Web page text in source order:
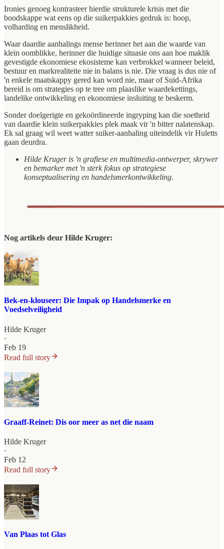
Ironies genoeg kontrasteer hierdie strukturele krisis met die
boodskappe wat eens op die suikerpakkies gedruk is: hoop,
volharding en menslikheid.
Waar daardie aanhalings mense herinner het aan die waarde van
klein oomblikke, herinner die huidige situasie ons aan hoe maklik
gevestigde ekonomiese ekosisteme kan verbrokkel wanneer beleid,
bestuur en markrealiteite nie in balans is nie. Die vraag is dus nie of
'n enkele maatskappy gered kan word nie, maar of Suid-Afrika
bereid is om strategies op te tree om plaaslike waardekettings,
landelike ontwikkeling en ekonomiese insluiting te beskerm.
Sonder doelgerigte en gekoördineerde ingryping kan die soetheid
van daardie klein suikerpakkies plek maak vir 'n bitter nalatenskap.
Ek sal graag wil weet watter suiker-aanhaling uiteindelik vir Huletts
gaan deurdra.
Hilde Kruger is 'n grafiese en multimedia-ontwerper, skrywer
en bemarker met 'n sterk fokus op strategiese
konseptualisering en handelsmerkontwikkeling.
Nog artikels deur Hilde Kruger:
Bek-en-klouseer: Die Impak op Handelsmerke en
Voedselveiligheid
Hilde Kruger
·
Feb 19
Read full story
Graaff‑Reinet: Dis oor meer as net die naam
Hilde Kruger
·
Feb 12
Read full story
Van Plaas tot Glas